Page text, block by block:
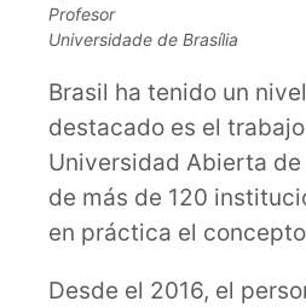
Profesor
Universidade de Brasília
Brasil ha tenido un
destacado es el
Universidad Abierta
de más de 120
en práctica el
Desde el 2016, el